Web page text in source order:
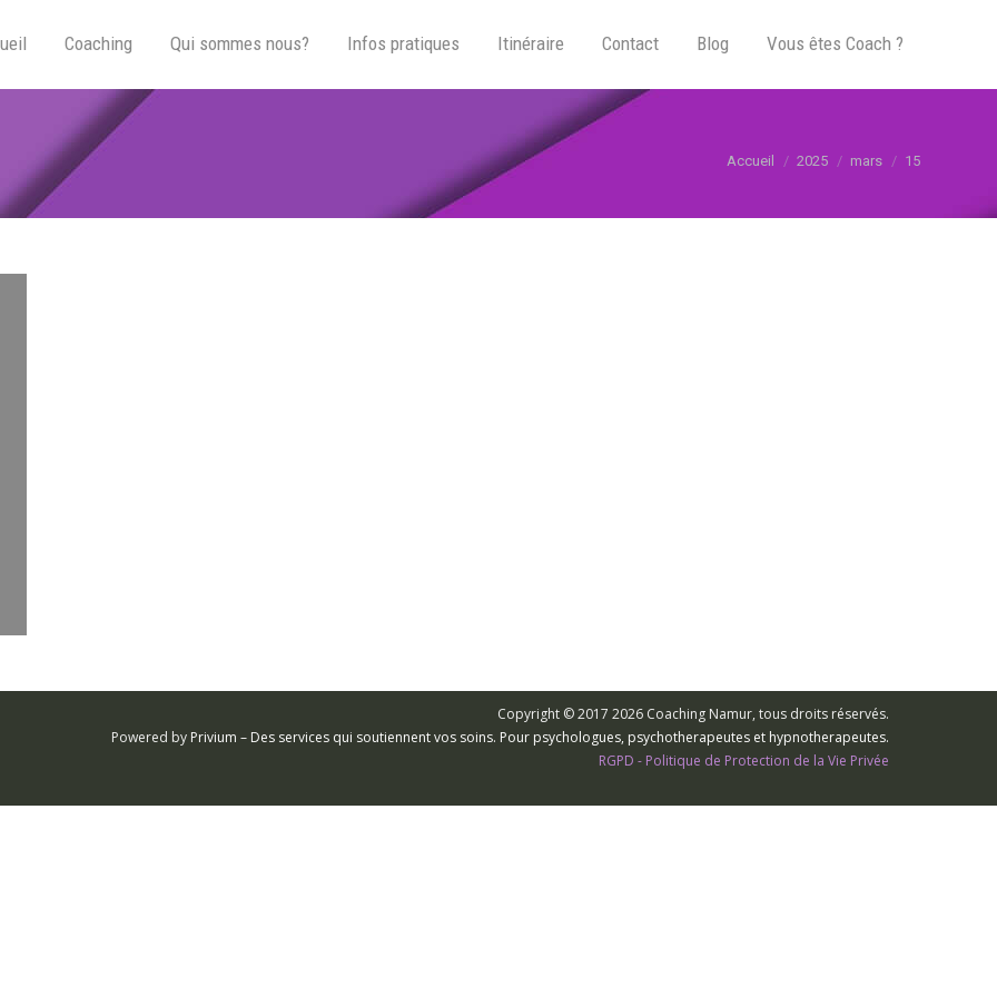
Coaching Qui sommes nous? Infos pratiques Itinéraire Contact Blog Vous êtes Coach ?
Vous êtes ici :
Accueil 2025 mars 15
Copyright © 2017 2026 Coaching Namur, tous droits réservés.
Powered by Privium – Des services qui soutiennent vos soins. Pour psychologues, psychotherapeutes et hypnotherapeutes.
RGPD - Politique de Protection de la Vie Privée